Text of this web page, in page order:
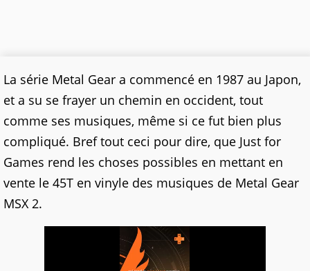
La série Metal Gear a commencé en 1987 au Japon,
et a su se frayer un chemin en occident, tout
comme ses musiques, même si ce fut bien plus
compliqué. Bref tout ceci pour dire, que Just for
Games rend les choses possibles en mettant en
vente le 45T en vinyle des musiques de Metal Gear
MSX 2.